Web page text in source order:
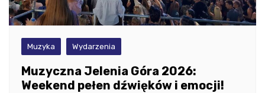
Muzyka Wydarzenia
Muzyczna Jelenia Góra 2026:
Weekend pełen dźwięków i emocji!